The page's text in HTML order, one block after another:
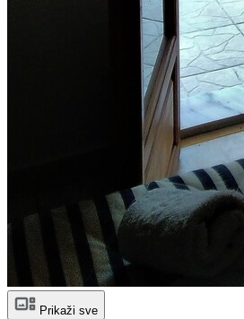
Prikaži sve